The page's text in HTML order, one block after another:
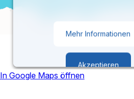
Mehr Informationen
Akzeptieren
In Google Maps öffnen